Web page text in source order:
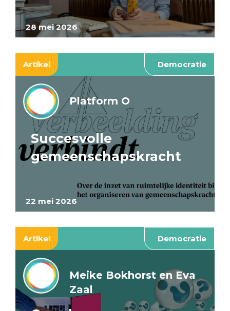
28 mei 2026
Artikel Democratie
22 mei 2026
Platform O
Succesvolle
gemeenschapskracht
Artikel Democratie
Meike Bokhorst en Eva
Zaal